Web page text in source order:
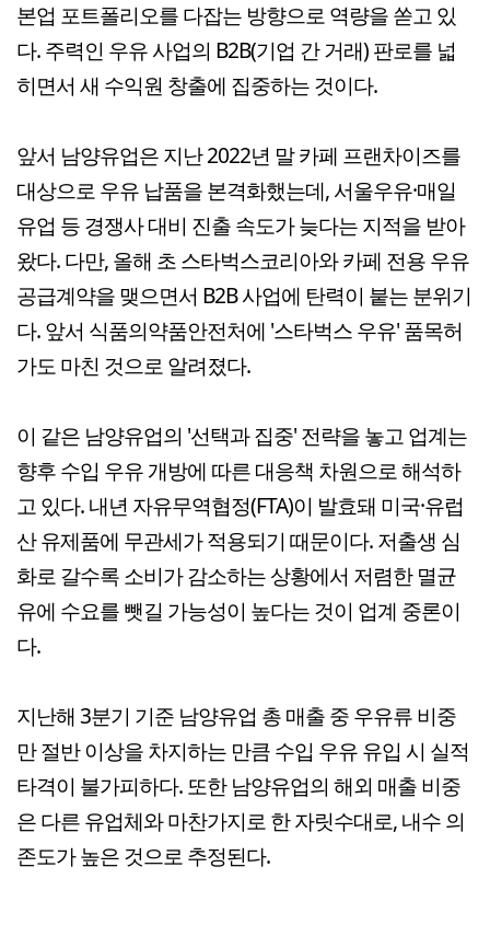
본업 포트폴리오를 다잡는 방향으로 역량을 쏟고 있
다. 주력인 우유 사업의 B2B(기업 간 거래) 판로를 넓
히면서 새 수익원 창출에 집중하는 것이다.
앞서 남양유업은 지난 2022년 말 카페 프랜차이즈를
대상으로 우유 납품을 본격화했는데, 서울우유·매일
유업 등 경쟁사 대비 진출 속도가 늦다는 지적을 받아
왔다. 다만, 올해 초 스타벅스코리아와 카페 전용 우유
공급계약을 맺으면서 B2B 사업에 탄력이 붙는 분위기
다. 앞서 식품의약품안전처에 '스타벅스 우유' 품목허
가도 마친 것으로 알려졌다.
이 같은 남양유업의 '선택과 집중' 전략을 놓고 업계는
향후 수입 우유 개방에 따른 대응책 차원으로 해석하
고 있다. 내년 자유무역협정(FTA)이 발효돼 미국·유럽
산 유제품에 무관세가 적용되기 때문이다. 저출생 심
화로 갈수록 소비가 감소하는 상황에서 저렴한 멸균
유에 수요를 뺏길 가능성이 높다는 것이 업계 중론이
다.
지난해 3분기 기준 남양유업 총 매출 중 우유류 비중
만 절반 이상을 차지하는 만큼 수입 우유 유입 시 실적
타격이 불가피하다. 또한 남양유업의 해외 매출 비중
은 다른 유업체와 마찬가지로 한 자릿수대로, 내수 의
존도가 높은 것으로 추정된다.